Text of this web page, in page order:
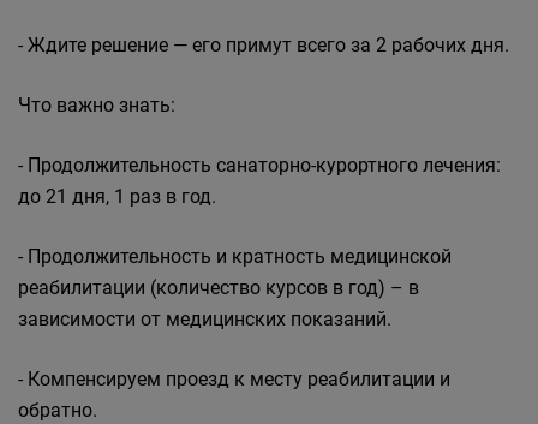
- Ждите решение — его примут всего за 2 рабочих дня.
Что важно знать:
- Продолжительность санаторно-курортного лечения:
до 21 дня, 1 раз в год.
- Продолжительность и кратность медицинской
реабилитации (количество курсов в год) – в
зависимости от медицинских показаний.
- Компенсируем проезд к месту реабилитации и
обратно.